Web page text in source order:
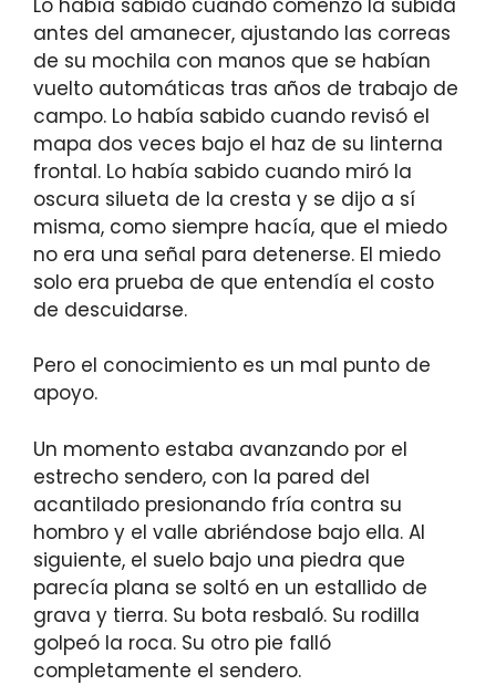
Lo había sabido cuando comenzó la subida
antes del amanecer, ajustando las correas
de su mochila con manos que se habían
vuelto automáticas tras años de trabajo de
campo. Lo había sabido cuando revisó el
mapa dos veces bajo el haz de su linterna
frontal. Lo había sabido cuando miró la
oscura silueta de la cresta y se dijo a sí
misma, como siempre hacía, que el miedo
no era una señal para detenerse. El miedo
solo era prueba de que entendía el costo
de descuidarse.
Pero el conocimiento es un mal punto de
apoyo.
Un momento estaba avanzando por el
estrecho sendero, con la pared del
acantilado presionando fría contra su
hombro y el valle abriéndose bajo ella. Al
siguiente, el suelo bajo una piedra que
parecía plana se soltó en un estallido de
grava y tierra. Su bota resbaló. Su rodilla
golpeó la roca. Su otro pie falló
completamente el sendero.